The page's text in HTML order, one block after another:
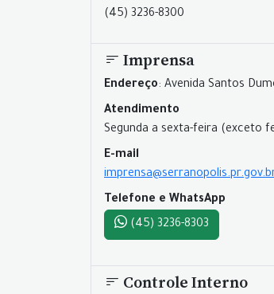
(45) 3236-8300
Imprensa
Endereço: Avenida Santos
Atendimento
Segunda a sexta-feira (exceto
E-mail
Telefone e WhatsApp
(45) 3236-8303
Controle Interno